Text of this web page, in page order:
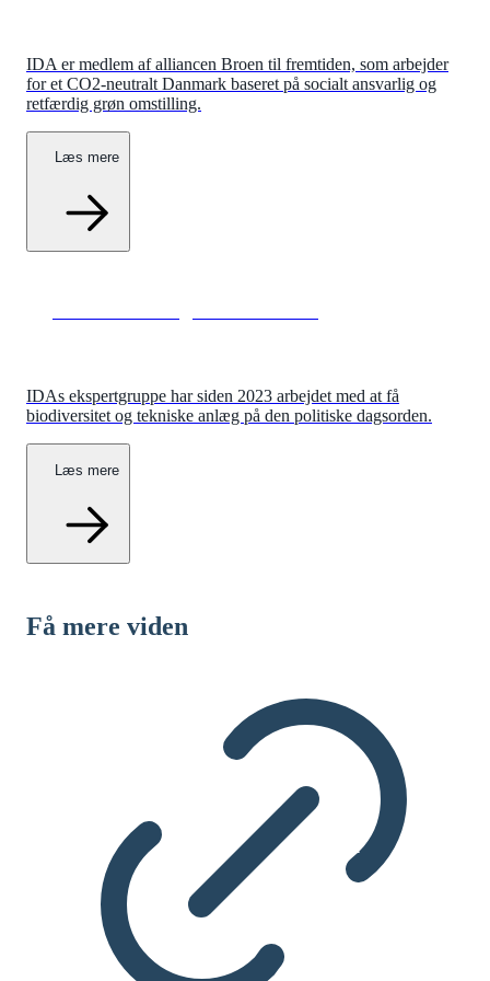
IDA er medlem af alliancen Broen til fremtiden, som arbejder
for et CO2-neutralt Danmark baseret på socialt ansvarlig og
retfærdig grøn omstilling.
Læs mere
IDAs ekspertgruppe har siden 2023 arbejdet med at få
biodiversitet og tekniske anlæg på den politiske dagsorden.
Læs mere
Få mere viden